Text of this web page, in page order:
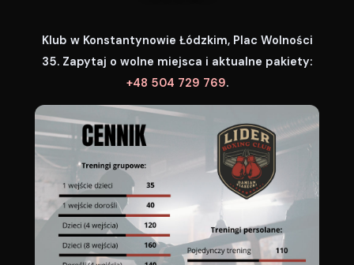
Klub w Konstantynowie Łódzkim, Plac Wolności
35. Zapytaj o wolne miejsca i aktualne pakiety:
+48 504 729 769.